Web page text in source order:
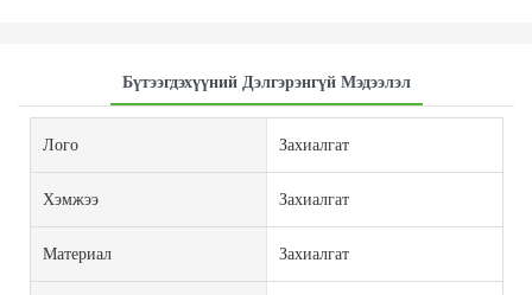
Бүтээгдэхүүний Дэлгэрэнгүй Мэдээлэл
Лого Захиалгат
Хэмжээ Захиалгат
Материал Захиалгат